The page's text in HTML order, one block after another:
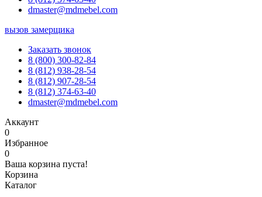
dmaster@mdmebel.com
вызов замерщика
Заказать звонок
8 (800) 300-82-84
8 (812) 938-28-54
8 (812) 907-28-54
8 (812) 374-63-40
dmaster@mdmebel.com
Аккаунт
0
Избранное
0
Ваша корзина пуста!
Корзина
Каталог